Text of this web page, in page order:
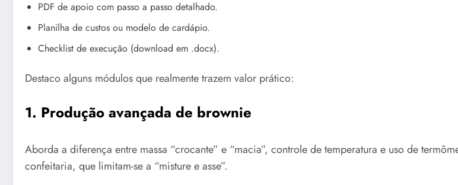
PDF de apoio com passo a passo detalhado.
Planilha de custos ou modelo de cardápio.
Checklist de execução (download em .docx).
Destaco alguns módulos que realmente trazem valor prático:
1. Produção avançada de brownie
Aborda a diferença entre massa “crocante” e “macia”, controle de temperatura e uso de
confeitaria, que limitam-se a “misture e asse”.